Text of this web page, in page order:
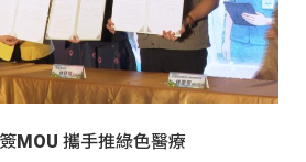
MOU 攜手推綠色醫療